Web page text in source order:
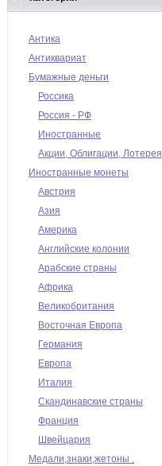
Антика
Антиквариат
Бумажные деньги
Россика
Россия - РФ
Иностранные
Акции, Облигации, Лотерея
Иностранные монеты
Австрия
Азия
Америка
Английские колонии
Арабские страны
Африка
Великобритания
Восточная Европа
Германия
Европа
Италия
Скандинавские страны
Франция
Швейцария
Медали,знаки,жетоны .